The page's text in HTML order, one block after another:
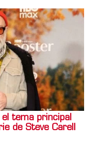
tema principal
de Steve Carell